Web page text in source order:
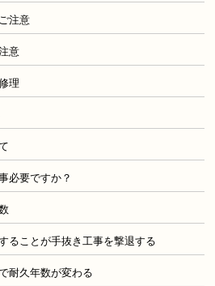
注意
意
理
必要ですか？
ることが手抜き工事を撃退する
耐久年数が変わる